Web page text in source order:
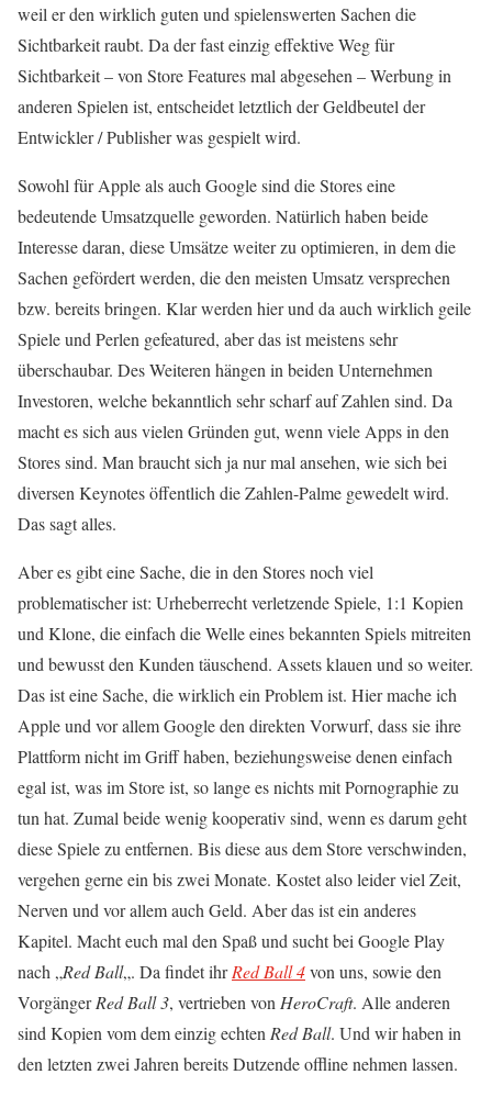
weil er den wirklich guten und spielenswerten Sachen die
Sichtbarkeit raubt. Da der fast einzig effektive Weg für
Sichtbarkeit – von Store Features mal abgesehen – Werbung in
anderen Spielen ist, entscheidet letztlich der Geldbeutel der
Entwickler / Publisher was gespielt wird.
Sowohl für Apple als auch Google sind die Stores eine
bedeutende Umsatzquelle geworden. Natürlich haben beide
Interesse daran, diese Umsätze weiter zu optimieren, in dem die
Sachen gefördert werden, die den meisten Umsatz versprechen
bzw. bereits bringen. Klar werden hier und da auch wirklich geile
Spiele und Perlen gefeatured, aber das ist meistens sehr
überschaubar. Des Weiteren hängen in beiden Unternehmen
Investoren, welche bekanntlich sehr scharf auf Zahlen sind. Da
macht es sich aus vielen Gründen gut, wenn viele Apps in den
Stores sind. Man braucht sich ja nur mal ansehen, wie sich bei
diversen Keynotes öffentlich die Zahlen-Palme gewedelt wird.
Das sagt alles.
Aber es gibt eine Sache, die in den Stores noch viel
problematischer ist: Urheberrecht verletzende Spiele, 1:1 Kopien
und Klone, die einfach die Welle eines bekannten Spiels mitreiten
und bewusst den Kunden täuschend. Assets klauen und so weiter.
Das ist eine Sache, die wirklich ein Problem ist. Hier mache ich
Apple und vor allem Google den direkten Vorwurf, dass sie ihre
Plattform nicht im Griff haben, beziehungsweise denen einfach
egal ist, was im Store ist, so lange es nichts mit Pornographie zu
tun hat. Zumal beide wenig kooperativ sind, wenn es darum geht
diese Spiele zu entfernen. Bis diese aus dem Store verschwinden,
vergehen gerne ein bis zwei Monate. Kostet also leider viel Zeit,
Nerven und vor allem auch Geld. Aber das ist ein anderes
Kapitel. Macht euch mal den Spaß und sucht bei Google Play
nach „Red Ball„. Da findet ihrRed Ball 4von uns, sowie den
VorgängerRed Ball 3, vertrieben von HeroCraft. Alle anderen
sind Kopien vom dem einzig echten Red Ball. Und wir haben in
den letzten zwei Jahren bereits Dutzende offline nehmen lassen.